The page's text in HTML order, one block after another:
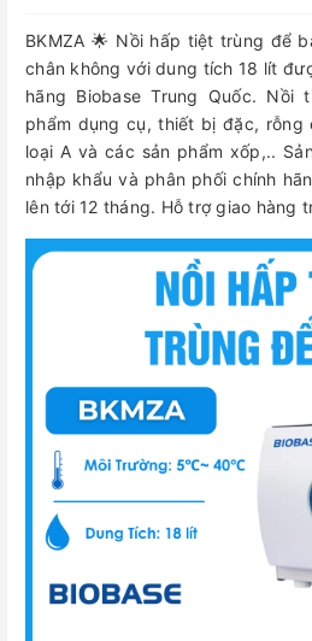
BKMZA 🌟 Nồi hấp tiệt trùng để
chân không với dung tích 18 lít
hãng Biobase Trung Quốc.
phẩm dụng cụ, thiết bị đặc, rỗng
loại A và các sản phẩm xốp,..
nhập khẩu và phân phối chính
lên tới 12 tháng. Hỗ trợ giao hàng